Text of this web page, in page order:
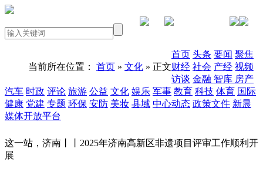
当前所在位置： 首页 » 文化 » 正文
首页 头条 要闻 聚焦
财经 社会 产经 视频
访谈 金融 智库 房产
汽车 时政 评论 旅游 公益 文化 娱乐 军事 教育 科技 体育 国际
健康 党建 专题 环保 安防 美妆 县域 中心动态 政策文件 新晨
媒体开放平台
这一站，济南丨丨2025年济南高新区非遗项目评审工作顺利开
展